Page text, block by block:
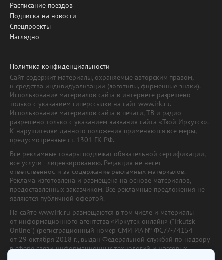
Расписание поездов
Подписка на новости
Спецпроекты
Наглядно
Политика конфиденциальности
Сайт содержит материалы, охраняемые авторским правом,
и средства индивидуализации (логотипы, фирменные знаки).
Использование материалов сайта в интернете разрешено
только с указанием гиперссылки на сайт www.irk.ru.
Использование материалов сайта в печати, ТВ и радио
разрешено только с указанием названия сайта «Твой Иркутск».
К нарушителям данного положения применяются все меры,
предусмотренные ст. 1301 ГК РФ.
Все рекламные товары подлежат обязательной сертификации,
все услуги - лицензированию. Редакция не несет
ответственности за содержание рекламных материалов.
Реклама изготовлена и размещена на основе материалов,
предоставленных заказчиком. Все рекламные предложения не
являются публичной офертой.
На сайте www.irk.ru размещаются в том числе и материалы
от информационного агентства «Иркутск онлайн» ("Irkutsk
Online") (регистрационный номер СМИ ИА № ФС77-74154
от 29 октября 2018 г., выдан Федеральной службой по надзору
в сфере связи, информационных технологий и массовых